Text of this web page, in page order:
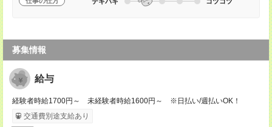
募集情報
給与
経験者時給1700円～ 未経験者時給1600円～ ※日払い/週払いOK！
交通費別途支給あり